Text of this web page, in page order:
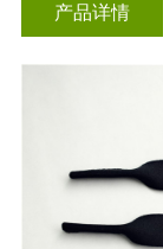
产品详情